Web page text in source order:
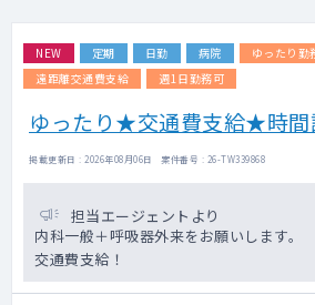
NEW 定期 日勤 病院 ゆったり勤
遠距離交通費支給
週1日勤務可
ゆったり★交通費支給★時
掲載更新日 : 2026年08月06日 案件番号 : 26-TW339868
担当エージェントより
内科一般＋呼吸器外来をお願いします。
交通費支給！